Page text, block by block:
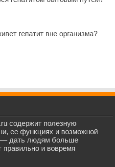
гепатит вне организма?
содержит полезную
ее функциях и возможной
— дать людям больше
и вовремя